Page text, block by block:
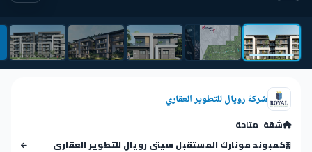
شركة رويال للتطوير العقاري
شقة متاحة
كمبوند مونارك المستقبل سيتي رويال للتطوير العقاري